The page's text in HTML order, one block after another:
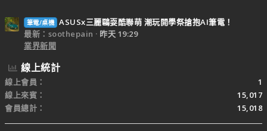
筆電/桌機 ASUSx三麗鷗耍酷聯萌 潮玩開學祭搶抱AI筆電！
最新：soothepain
昨天 19:29
業界新聞
線上統計
線上會員
1
線上來賓
15,017
會員總計
15,018